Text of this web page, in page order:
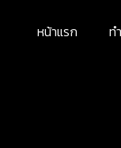
หน้าแรก ท